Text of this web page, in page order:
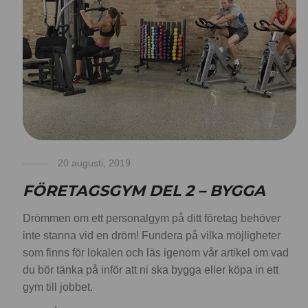
20 augusti, 2019
FÖRETAGSGYM DEL 2 – BYGGA
Drömmen om ett personalgym på ditt företag behöver
inte stanna vid en dröm! Fundera på vilka möjligheter
som finns för lokalen och läs igenom vår artikel om vad
du bör tänka på inför att ni ska bygga eller köpa in ett
gym till jobbet.